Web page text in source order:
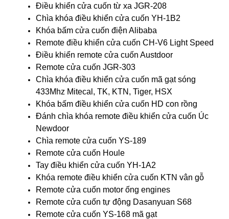
Điều khiển cửa cuốn từ xa JGR-208
Chìa khóa điều khiển cửa cuốn YH-1B2
Khóa bấm cửa cuốn điện Alibaba
Remote điều khiển cửa cuốn CH-V6 Light Speed
Điều khiển remote cửa cuốn Austdoor
Remote cửa cuốn JGR-303
Chìa khóa điều khiển cửa cuốn mã gạt sóng
433Mhz Mitecal, TK, KTN, Tiger, HSX
Khóa bấm điều khiển cửa cuốn HD con rồng
Đánh chìa khóa remote điều khiển cửa cuốn Úc
Newdoor
Chìa remote cửa cuốn YS-189
Remote cửa cuốn Houle
Tay điều khiển cửa cuốn YH-1A2
Khóa remote điều khiển cửa cuốn KTN vân gỗ
Remote cửa cuốn motor ống engines
Remote cửa cuốn tự động Dasanyuan S68
Remote cửa cuốn YS-168 mã gạt